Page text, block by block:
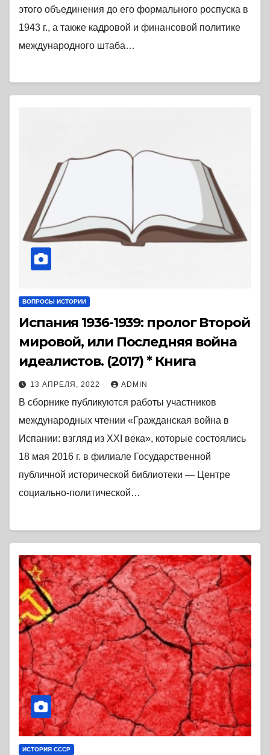
этого объединения до его формального роспуска в
1943 г., а также кадровой и финансовой политике
международного штаба…
ВОПРОСЫ ИСТОРИИ
Испания 1936-1939: пролог Второй
мировой, или Последняя война
идеалистов. (2017) * Книга
13 АПРЕЛЯ, 2022 ADMIN
В сборнике публикуются работы участников
международных чтении «Гражданская война в
Испании: взгляд из XXI века», которые состоялись
18 мая 2016 г. в филиале Государственной
публичной исторической библиотеки — Центре
социально-политической…
ИСТОРИЯ СССР